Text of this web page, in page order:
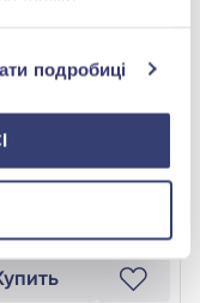
подробиці
из серебра 925°,
4
грн
грн
4)